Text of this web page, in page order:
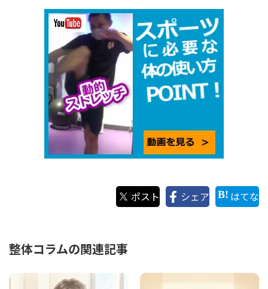
ポスト シェア はてな
整体コラムの関連記事